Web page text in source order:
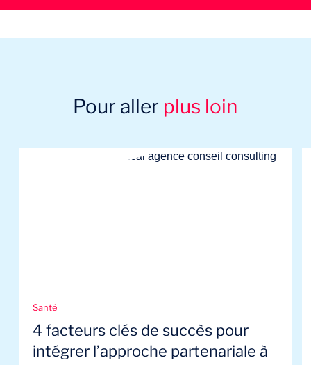
Pour aller plus loin
Santé
4 facteurs clés de succès pour
intégrer l’approche partenariale à